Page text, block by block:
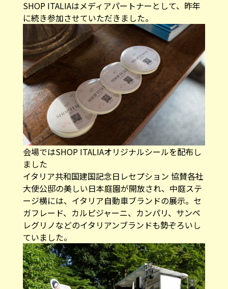
SHOP ITALIAはメディアパートナーとして、昨年
に続き参加させていただきました。
会場ではSHOP ITALIAオリジナルシールを配布し
ました
イタリア共和国建国記念日レセプション 協賛各社
大使公邸の美しい日本庭園が開放され、中庭ステ
ージ横には、イタリア自動車ブランドの展示。セ
ガフレード、カルピジャーニ、カンパリ、サンペ
レグリノなどのイタリアンブランドも勢ぞろいし
ていました。